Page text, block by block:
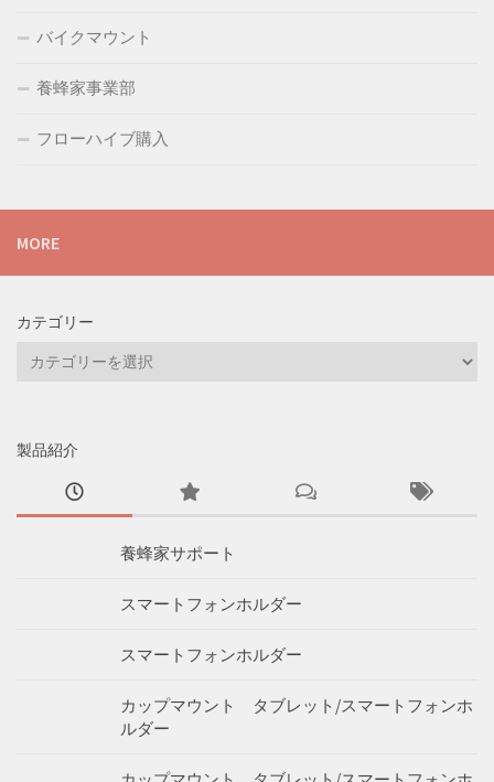
バイクマウント
養蜂家事業部
フローハイブ購入
MORE
カテゴリー
ー
製品紹介
養蜂家サポート
スマートフォンホルダー
スマートフォンホルダー
カップマウント タブレット/スマートフォンホ
ルダー